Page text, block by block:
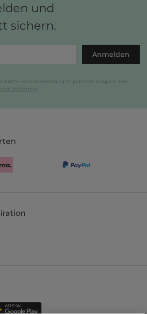
und
sichern.
Anmelden
Dritte. Eine Abmeldung ist jederzeit möglich. Hier